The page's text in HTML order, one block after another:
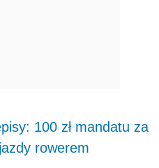
100 zł mandatu za
rowerem